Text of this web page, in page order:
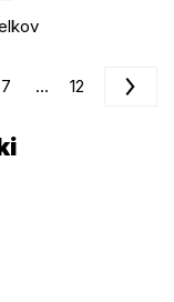
7 ... 12